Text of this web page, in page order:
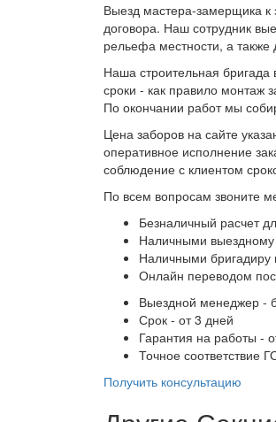
Выезд мастера-замерщика к
договора. Наш сотрудник
рельефа местности, а также
Наша строительная бригада
сроки - как правило монтаж
По окончании работ мы
Цена заборов на сайте
оперативное исполнение
соблюдение с клиентом
По всем вопросам звоните
Безналичный расчет
Наличными выездному
Наличными бригадиру
Онлайн переводом
Выездной менеджер -
Срок - от 3 дней
Гарантия на работы -
Точное соответствие
Получить консультацию